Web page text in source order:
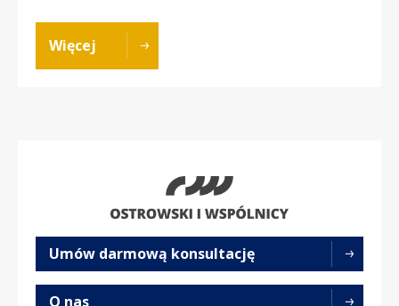
Więcej
Umów darmową konsultację
O nas